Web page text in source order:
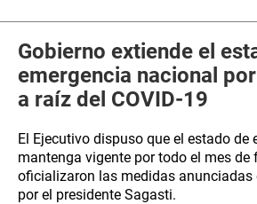
Gobierno extiende el
emergencia nacional
a raíz del COVID-19
El Ejecutivo dispuso que el estado de
mantenga vigente por todo el mes de
oficializaron las medidas
por el presidente Sagasti.